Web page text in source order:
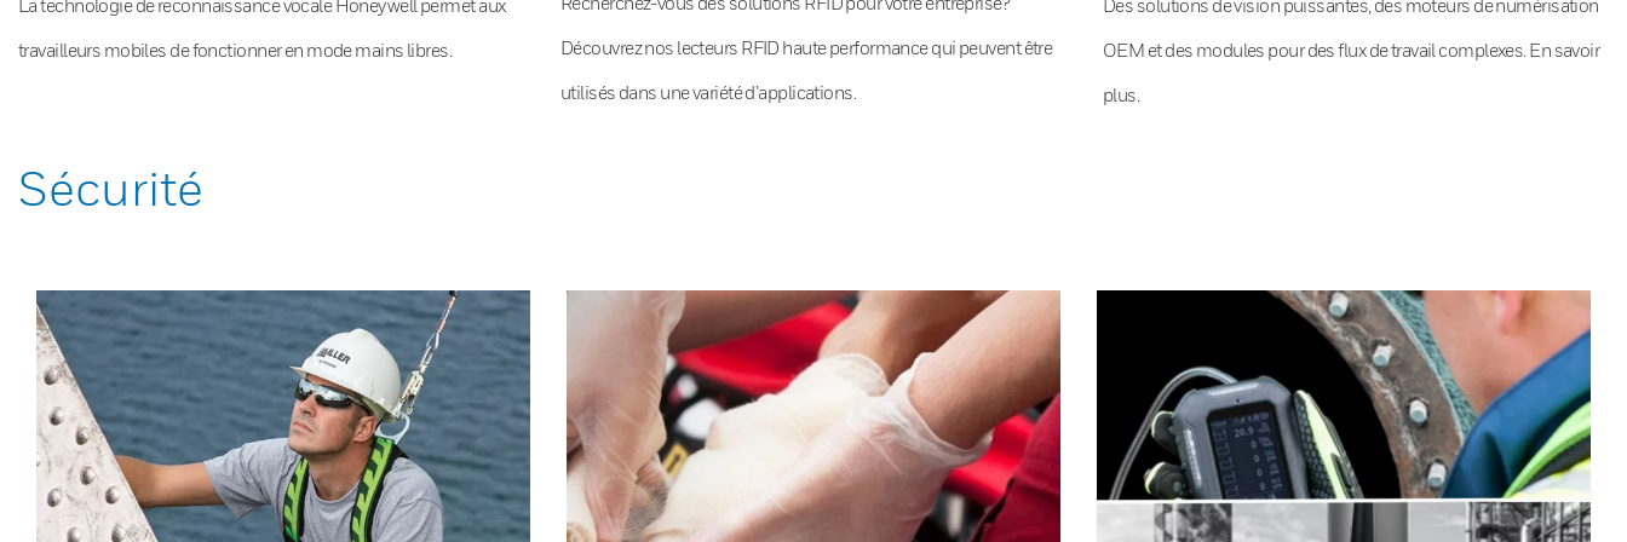
La technologie de reconnaissance vocale Honeywell permet aux
travailleurs mobiles de fonctionner en mode mains libres. Découvrez nos lecteurs RFID haute performance qui peuvent être
utilisés dans une variété d’applications.
Des solutions de vision puissantes, des moteurs de numérisation
OEM et des modules pour des flux de travail complexes. En savoir
plus.
Sécurité